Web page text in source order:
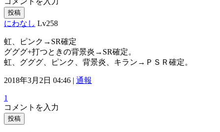
投稿
にわなし Lv258
虹、ピンク→SR確定
グググ+打つときの背景炎→SR確定。
虹、グググ、ピンク、背景炎、キラン→ＰＳＲ確定。
2018年3月2日 04:46 | 通報
1
コメントを入力
投稿